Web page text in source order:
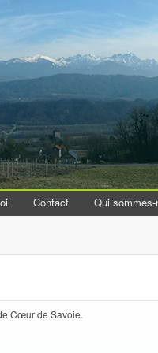
Contact Qui
Cœur de Savoie.